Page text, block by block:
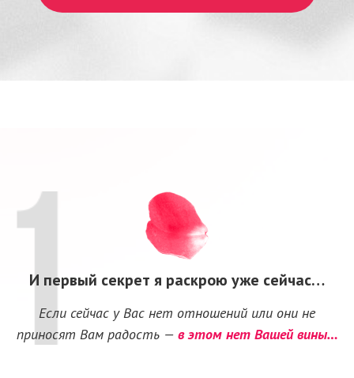
И первый секрет я раскрою уже сейчас…
Если сейчас у Вас нет отношений или они не
приносят Вам радость — в этом нет Вашей вины…